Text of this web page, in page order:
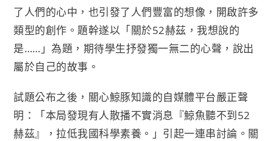
了人們的心中，也引發了人們豐富的想像，開啟許多
類型的創作。題幹遂以「關於52赫茲，我想說的
是……」為題，期待學生抒發獨一無二的心聲，說出
屬於自己的故事。
試題公布之後，關心鯨豚知識的自媒體平台嚴正聲
明：「本局發現有人散播不實消息『鯨魚聽不到52
赫茲』，拉低我國科學素養。」引起一連串討論。關